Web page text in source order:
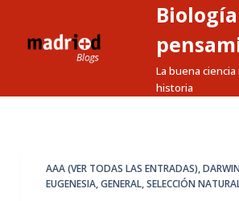
a
La buena
historia
AAA (VER TODAS LAS ENTRADAS),
EUGENESIA,GENERAL,SELECCIÓN